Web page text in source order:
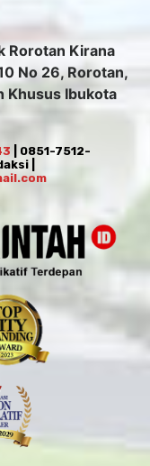
Rorotan Kirana
No 26, Rorotan,
Khusus Ibukota
| 0851-7512-
|